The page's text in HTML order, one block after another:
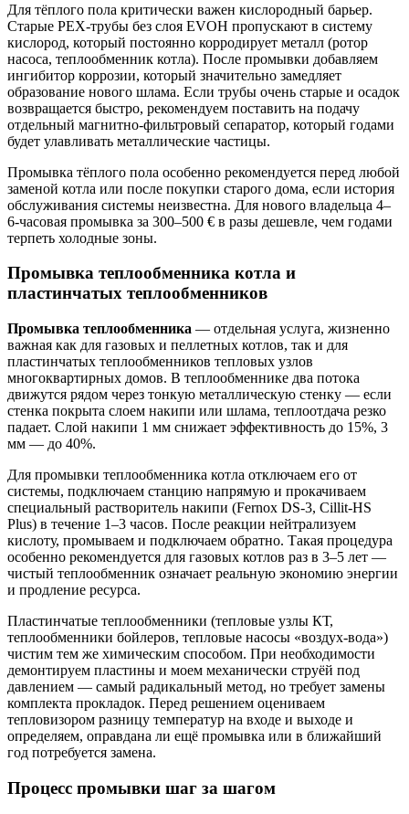
Для тёплого пола критически важен кислородный барьер.
Старые PEX-трубы без слоя EVOH пропускают в систему
кислород, который постоянно корродирует металл (ротор
насоса, теплообменник котла). После промывки добавляем
ингибитор коррозии, который значительно замедляет
образование нового шлама. Если трубы очень старые и осадок
возвращается быстро, рекомендуем поставить на подачу
отдельный магнитно-фильтровый сепаратор, который годами
будет улавливать металлические частицы.
Промывка тёплого пола особенно рекомендуется перед любой
заменой котла или после покупки старого дома, если история
обслуживания системы неизвестна. Для нового владельца 4–
6-часовая промывка за 300–500 € в разы дешевле, чем годами
терпеть холодные зоны.
Промывка теплообменника котла и
пластинчатых теплообменников
Промывка теплообменника — отдельная услуга, жизненно
важная как для газовых и пеллетных котлов, так и для
пластинчатых теплообменников тепловых узлов
многоквартирных домов. В теплообменнике два потока
движутся рядом через тонкую металлическую стенку — если
стенка покрыта слоем накипи или шлама, теплоотдача резко
падает. Слой накипи 1 мм снижает эффективность до 15%, 3
мм — до 40%.
Для промывки теплообменника котла отключаем его от
системы, подключаем станцию напрямую и прокачиваем
специальный растворитель накипи (Fernox DS-3, Cillit-HS
Plus) в течение 1–3 часов. После реакции нейтрализуем
кислоту, промываем и подключаем обратно. Такая процедура
особенно рекомендуется для газовых котлов раз в 3–5 лет —
чистый теплообменник означает реальную экономию энергии
и продление ресурса.
Пластинчатые теплообменники (тепловые узлы КТ,
теплообменники бойлеров, тепловые насосы «воздух-вода»)
чистим тем же химическим способом. При необходимости
демонтируем пластины и моем механически струёй под
давлением — самый радикальный метод, но требует замены
комплекта прокладок. Перед решением оцениваем
тепловизором разницу температур на входе и выходе и
определяем, оправдана ли ещё промывка или в ближайший
год потребуется замена.
Процесс промывки шаг за шагом